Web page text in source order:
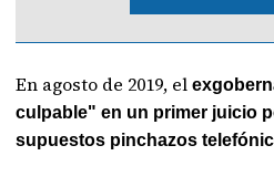
En agosto de 2019, el
culpable" en un primer juicio
supuestos pinchazos